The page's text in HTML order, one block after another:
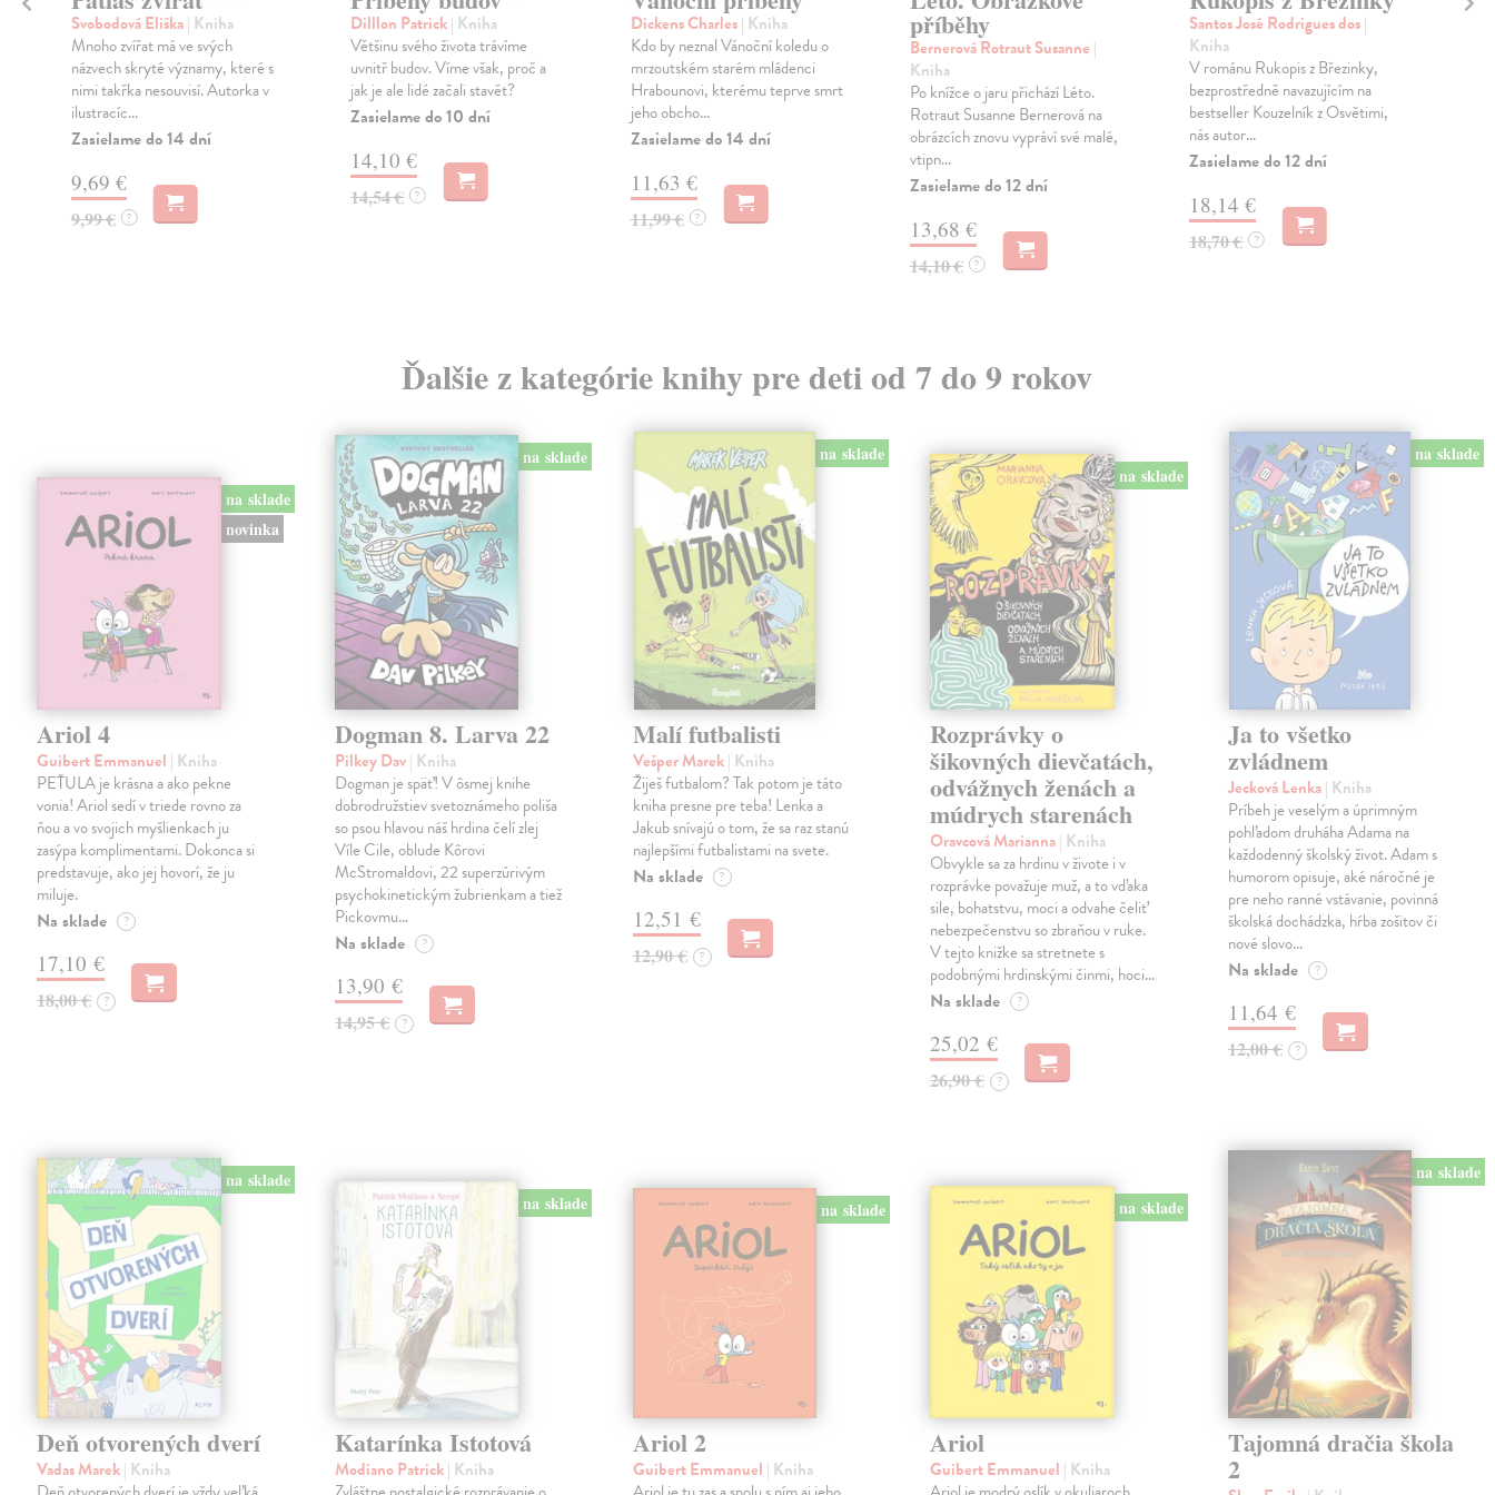
Svobodová Eliška| Kniha
Mnoho zvířat má ve svých
názvech skryté významy, které s
nimi takřka nesouvisí. Autorka v
ilustracíc...
Zasielame do 14 dní
9,69 €
9,99 € ?
Dilllon Patrick| Kniha
Většinu svého života trávíme
uvnitř budov. Víme však, proč a
jak je ale lidé začali stavět?
Zasielame do 10 dní
14,10 €
14,54 € ?
Dickens Charles| Kniha
Kdo by neznal Vánoční koledu o
mrzoutském starém mládenci
Hrabounovi, kterému teprve smrt
jeho obcho...
Zasielame do 14 dní
11,63 €
11,99 € ?
příběhy
Bernerová Rotraut Susanne |
Kniha
Po knížce o jaru přichází Léto.
Rotraut Susanne Bernerová na
obrázcích znovu vypráví své malé,
vtipn...
Zasielame do 12 dní
13,68 €
14,10 € ?
Santos José Rodrigues dos|
Kniha
V románu Rukopis z Březinky,
bezprostředně navazujícím na
bestseller Kouzelník z Osvětimi,
nás autor...
Zasielame do 12 dní
18,14 €
18,70 € ?
Ďalšie z kategórie knihy pre deti od 7 do 9 rokov
na sklade
novinka
Ariol 4
Guibert Emmanuel | Kniha
PEŤULA je krásna a ako pekne
vonia! Ariol sedí v triede rovno za
ňou a vo svojich myšlienkach ju
zasýpa komplimentami. Dokonca si
predstavuje, ako jej hovorí, že ju
miluje.
Na sklade ?
17,10 €
18,00 € ?
na sklade
Dogman 8. Larva 22
Pilkey Dav| Kniha
Dogman je späť! V ôsmej knihe
dobrodružstiev svetoznámeho poliša
so psou hlavou náš hrdina čelí zlej
Víle Cile, oblude Kôrovi
McStromaldovi, 22 superzúrivým
psychokinetickým žubrienkam a tiež
Pickovmu…
Na sklade ?
13,90 €
14,95 € ?
na sklade
Malí futbalisti
Vešper Marek| Kniha
Žiješ futbalom? Tak potom je táto
kniha presne pre teba! Lenka a
Jakub snívajú o tom, že sa raz stanú
najlepšími futbalistami na svete.
Na sklade ?
12,51 €
12,90 € ?
na sklade
Rozprávky o
šikovných dievčatách,
odvážnych ženách a
múdrych starenách
Oravcová Marianna| Kniha
Obvykle sa za hrdinu v živote i v
rozprávke považuje muž, a to vďaka
sile, bohatstvu, moci a odvahe čeliť
nebezpečenstvu so zbraňou v ruke.
V tejto knižke sa stretnete s
podobnými hrdinskými činmi, hoci…
Na sklade ?
25,02 €
26,90 € ?
na sklade
Ja to všetko
zvládnem
Jecková Lenka| Kniha
Príbeh je veselým a úprimným
pohľadom druháha Adama na
každodenný školský život. Adam s
humorom opisuje, aké náročné je
pre neho ranné vstávanie, povinná
školská dochádzka, hŕba zošitov či
nové slovo…
Na sklade ?
11,64 €
12,00 € ?
na sklade
Deň otvorených dverí
Vadas Marek| Kniha
na sklade
Katarínka Istotová
Modiano Patrick| Kniha
na sklade
Ariol 2
Guibert Emmanuel | Kniha
na sklade
Ariol
Guibert Emmanuel | Kniha
na sklade
Tajomná dračia škola
2